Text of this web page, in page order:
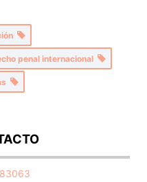
penal internacional